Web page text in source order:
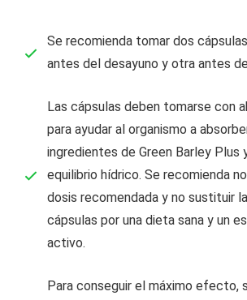
Se recomienda tomar dos
antes del desayuno y otra antes
Las cápsulas deben tomarse con
para ayudar al organismo a
ingredientes de Green Barley Plus
equilibrio hídrico. Se recomienda
dosis recomendada y no sustituir
cápsulas por una dieta sana y un
activo.
Para conseguir el máximo efecto,